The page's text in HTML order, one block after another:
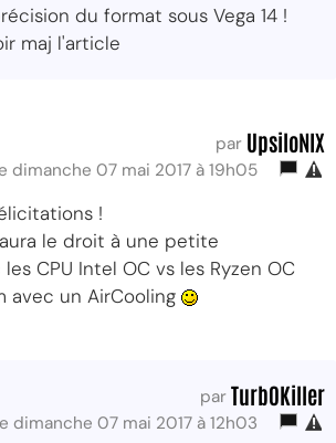
du format sous Vega 14 !
maj l'article
par UpsiloNIX
dimanche 07 mai 2017 à 19h05
!
le droit à une petite
CPU Intel OC vs les Ryzen OC
avec un AirCooling
par Turb0Killer
dimanche 07 mai 2017 à 12h03